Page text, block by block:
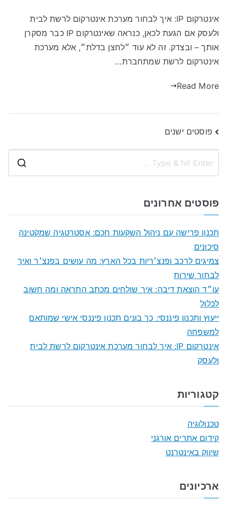
אינטרקום IP: איך לבחור מערכת אינטרקום לרשת לבית
ולעסק אם הגעת לכאן, כנראה שאינטרקום IP כבר מסקרן
אותך – ובצדק. זה לא עוד ״לחצן בדלת״, אלא מערכת
אינטרקום לרשת שמתחברת…
Read More
ניווט
פוסטים ישנים
פוסטים אחרונים
תכנון פרישה עם ניהול השקעות חכם: אסטרטגיה שמקטינה
סיכונים
צמיגים לרכב ופנצ׳ריות בכל הארץ: מה עושים בפנצ׳ר ואיך
לבחור שירות
עו״ד הוצאת דיבה: איך שולחים מכתב התראה ומה חשוב
לכלול
ייעוץ ותכנון פיננסי: כך בונים תכנון פיננסי אישי שמותאם
למשפחה
אינטרקום IP: איך לבחור מערכת אינטרקום לרשת לבית
ולעסק
קטגוריות
טכנולוגיה
קידום אתרים אורגני
שיווק באינטרנט
ארכיונים